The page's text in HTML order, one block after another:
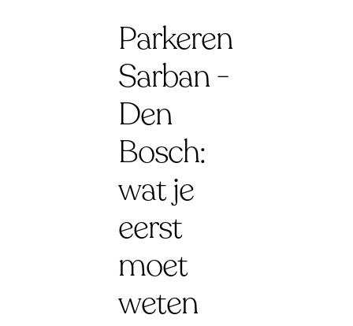
Parkeren
Sarban -
Den
Bosch:
wat je
eerst
moet
weten